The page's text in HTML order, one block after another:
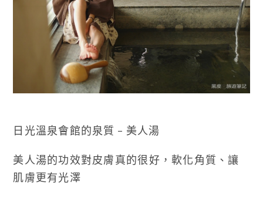
日光溫泉會館的泉質 – 美人湯
美人湯的功效對皮膚真的很好，軟化角質、讓
肌膚更有光澤